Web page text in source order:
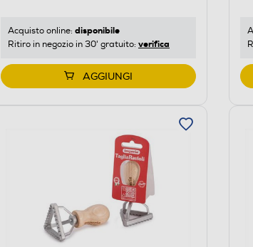
Acquisto online: disponibile
Ritiro in negozio in 30' gratuito: verifica
AGGIUNGI